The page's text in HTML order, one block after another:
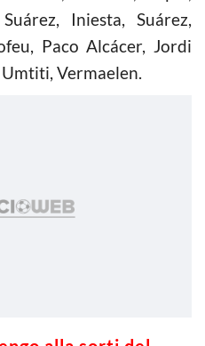
Iniesta, Suárez,
Paco Alcácer, Jordi
Vermaelen.